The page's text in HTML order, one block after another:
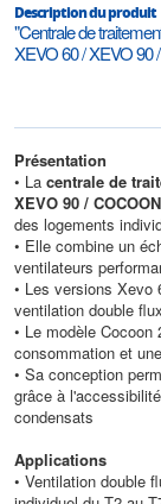
Description du produit
"Centrale de
XEVO 60 / XEVO 90
Présentation
• La centrale de
XEVO 90 /
des logements
• Elle combine un
ventilateurs
• Les versions Xevo
ventilation double
• Le modèle
consommation et
• Sa conception
grâce à
condensats
Applications
• Ventilation double